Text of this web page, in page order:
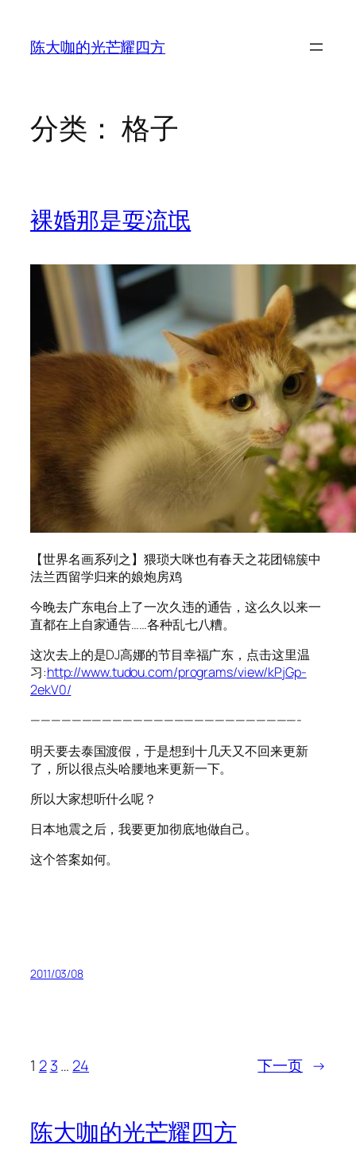
陈大咖的光芒耀四方
分类： 格子
裸婚那是耍流氓
【世界名画系列之】猥琐大咪也有春天之花团锦簇中
法兰西留学归来的娘炮房鸡
今晚去广东电台上了一次久违的通告，这么久以来一
直都在上自家通告……各种乱七八糟。
这次去上的是DJ高娜的节目幸福广东，点击这里温
习:http://www.tudou.com/programs/view/kPjGp-
2ekV0/
——————————————————————————-
明天要去泰国渡假，于是想到十几天又不回来更新
了，所以很点头哈腰地来更新一下。
所以大家想听什么呢？
日本地震之后，我要更加彻底地做自己。
这个答案如何。
2011/03/08
1 2 3… 24 下一页 →
陈大咖的光芒耀四方